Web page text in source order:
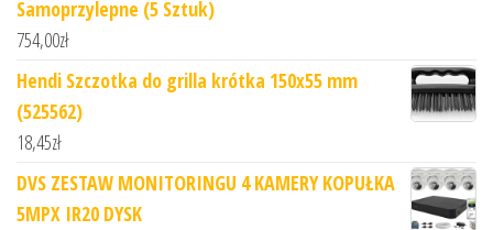
Samoprzylepne (5 Sztuk)
754,00zł
Hendi Szczotka do grilla krótka 150x55 mm
(525562)
18,45zł
DVS ZESTAW MONITORINGU 4 KAMERY KOPUŁKA
5MPX IR20 DYSK